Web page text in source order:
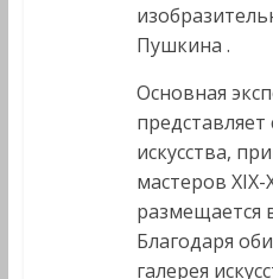
Пушкина .
Основная
искусства,
мастеров XIX-
размещается
Благодаря
галерея